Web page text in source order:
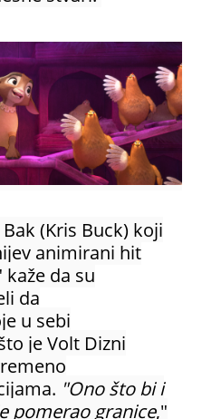
(Kris Buck) koji
animirani hit
da su
da
u sebi
je Volt Dizni
"Ono što bi i
pomerao granice,"